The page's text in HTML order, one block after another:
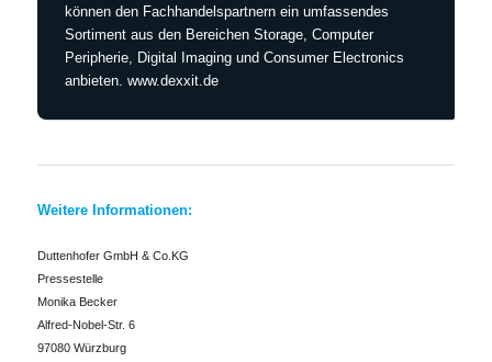
können den Fachhandelspartnern ein umfassendes
Sortiment aus den Bereichen Storage, Computer
Peripherie, Digital Imaging und Consumer Electronics
anbieten. www.dexxit.de
Weitere Informationen:
Duttenhofer GmbH & Co.KG
Pressestelle
Monika Becker
Alfred-Nobel-Str. 6
97080 Würzburg